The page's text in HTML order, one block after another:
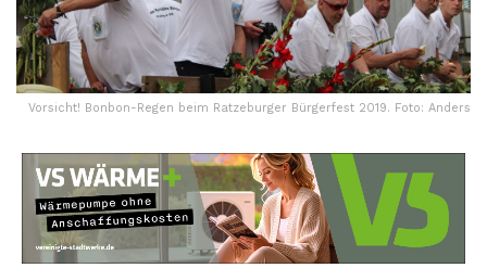
Vorsicht! Bonbon-Regen beim Ratzeburger Bürgerfest 2019. Foto: Anders